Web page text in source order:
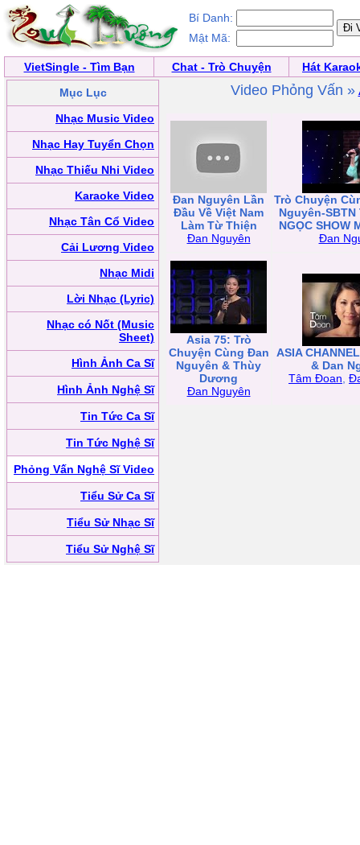
Bí Danh:
Mật Mã:
VietSingle - Tìm Bạn Chat - Trò Chuyện
Hát
Mục Lục
Nhạc Music Video
Nhạc Hay Tuyển Chọn
Nhạc Thiếu Nhi Video
Karaoke Video
Nhạc Tân Cổ Video
Cải Lương Video
Nhạc Midi
Lời Nhạc (Lyric)
Nhạc có Nốt (Music
Sheet)
Hình Ảnh Ca Sĩ
Hình Ảnh Nghệ Sĩ
Tin Tức Ca Sĩ
Tin Tức Nghệ Sĩ
Phỏng Vấn Nghệ Sĩ Video
Tiểu Sử Ca Sĩ
Tiểu Sử Nhạc Sĩ
Tiểu Sử Nghệ Sĩ
Video Phỏng Vấn »
Đan Nguyên Lần
Đầu Về Việt Nam
Làm Từ Thiện
Đan Nguyên
Trò Chuyện
Nguyên-SBTN
NGỌC SHOW
Đan
Asia 75: Trò
Chuyện Cùng Đan
Nguyên & Thùy
Dương
Đan Nguyên
ASIA
& Dan
Tâm Đoan